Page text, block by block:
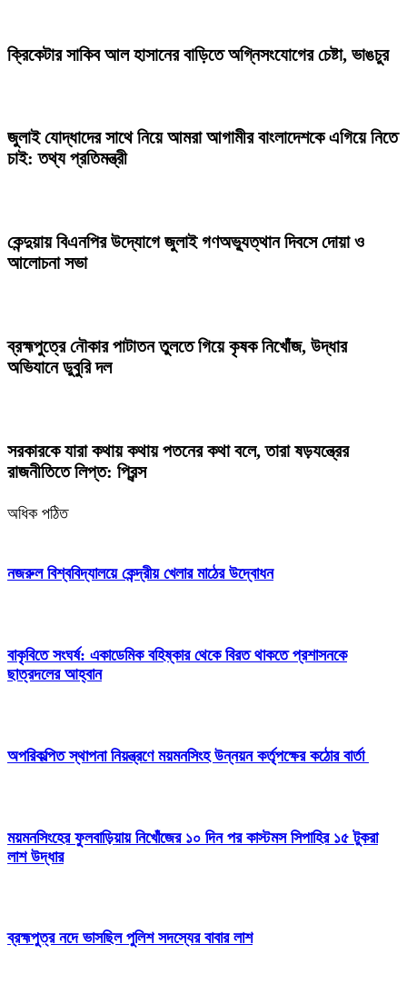
ক্রিকেটার সাকিব আল হাসানের বাড়িতে অগ্নিসংযোগের চেষ্টা, ভাঙচুর
জুলাই যোদ্ধাদের সাথে নিয়ে আমরা আগামীর বাংলাদেশকে এগিয়ে নিতে
চাই: তথ্য প্রতিমন্ত্রী
কেন্দুয়ায় বিএনপির উদ্যোগে জুলাই গণঅভ্যুত্থান দিবসে দোয়া ও
আলোচনা সভা
ব্রহ্মপুত্রে নৌকার পাটাতন তুলতে গিয়ে কৃষক নিখোঁজ, উদ্ধার
অভিযানে ডুবুরি দল
সরকারকে যারা কথায় কথায় পতনের কথা বলে, তারা ষড়যন্ত্রের
রাজনীতিতে লিপ্ত: প্রিন্স
অধিক পঠিত
নজরুল বিশ্ববিদ্যালয়ে কেন্দ্রীয় খেলার মাঠের উদ্বোধন
বাকৃবিতে সংঘর্ষ: একাডেমিক বহিষ্কার থেকে বিরত থাকতে প্রশাসনকে
ছাত্রদলের আহ্বান
অপরিকল্পিত স্থাপনা নিয়ন্ত্রণে ময়মনসিংহ উন্নয়ন কর্তৃপক্ষের কঠোর বার্তা
ময়মনসিংহের ফুলবাড়িয়ায় নিখোঁজের ১০ দিন পর কাস্টমস সিপাহির ১৫ টুকরা
লাশ উদ্ধার
ব্রহ্মপুত্র নদে ভাসছিল পুলিশ সদস্যের বাবার লাশ